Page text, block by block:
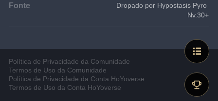
Fonte
Dropado por Hypostasis Pyro
Nv.30+
Política de Privacidade da Comunidade
Termos de Uso da Comunidade
Política de Privacidade da Conta HoYoverse
Termos de Uso da Conta HoYoverse